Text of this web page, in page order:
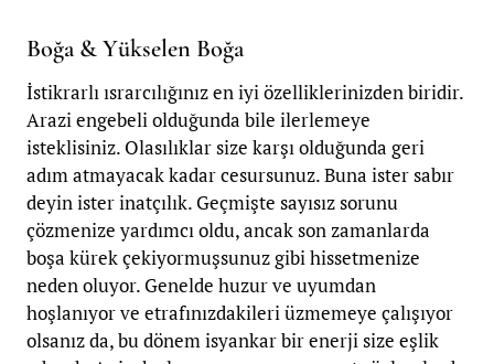
Boğa & Yükselen Boğa
İstikrarlı ısrarcılığınız en iyi özelliklerinizden biridir.
Arazi engebeli olduğunda bile ilerlemeye
isteklisiniz. Olasılıklar size karşı olduğunda geri
adım atmayacak kadar cesursunuz. Buna ister sabır
deyin ister inatçılık. Geçmişte sayısız sorunu
çözmenize yardımcı oldu, ancak son zamanlarda
boşa kürek çekiyormuşsunuz gibi hissetmenize
neden oluyor. Genelde huzur ve uyumdan
hoşlanıyor ve etrafınızdakileri üzmemeye çalışıyor
olsanız da, bu dönem isyankar bir enerji size eşlik